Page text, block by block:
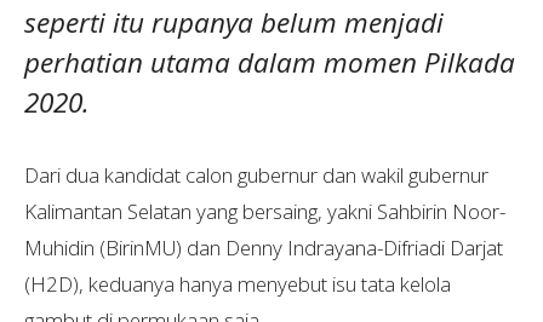
seperti itu rupanya belum menjadi
perhatian utama dalam momen Pilkada
2020.
Dari dua kandidat calon gubernur dan wakil gubernur
Kalimantan Selatan yang bersaing, yakni Sahbirin Noor-
Muhidin (BirinMU) dan Denny Indrayana-Difriadi Darjat
(H2D), keduanya hanya menyebut isu tata kelola